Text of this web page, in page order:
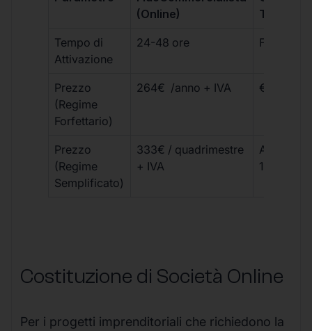
(Online)
Tempo di
Attivazione
24-48 ore Fino a 30
Prezzo
(Regime
Forfettario)
264€ /anno + IVA €500 –
Prezzo
(Regime
Semplificato)
333€ / quadrimestre
+ IVA
A partire
1800 € +
Costituzione di Società Online
Per i progetti imprenditoriali che richiedono la